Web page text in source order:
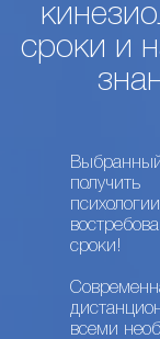
сроки и
сроки!
всеми